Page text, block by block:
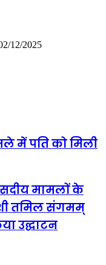
12/2025
में पति को मिली
मामलों के
तमिल संगमम्
उद्घाटन